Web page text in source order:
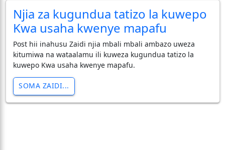
Njia za kugundua tatizo la kuwepo
Kwa usaha kwenye mapafu
Post hii inahusu Zaidi njia mbali mbali ambazo uweza
kitumiwa na wataalamu ili kuweza kugundua tatizo la
kuwepo Kwa usaha kwenye mapafu.
SOMA ZAIDI...